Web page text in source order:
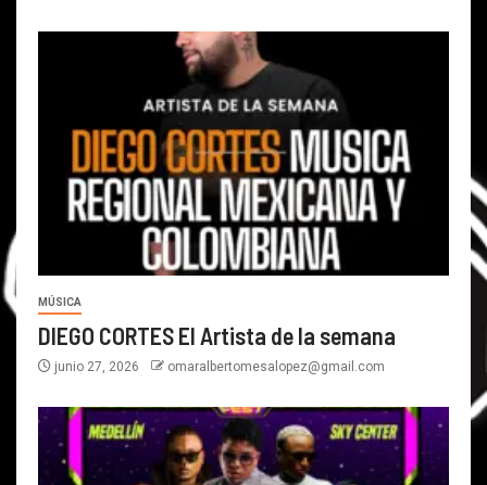
MÚSICA
DIEGO CORTES El Artista de la semana
junio 27, 2026 omaralbertomesalopez@gmail.com